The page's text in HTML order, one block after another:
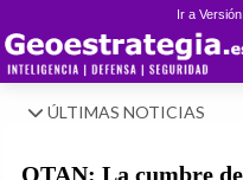
Ir a
ÚLTIMAS NOTICIAS
OTAN: La cumbre